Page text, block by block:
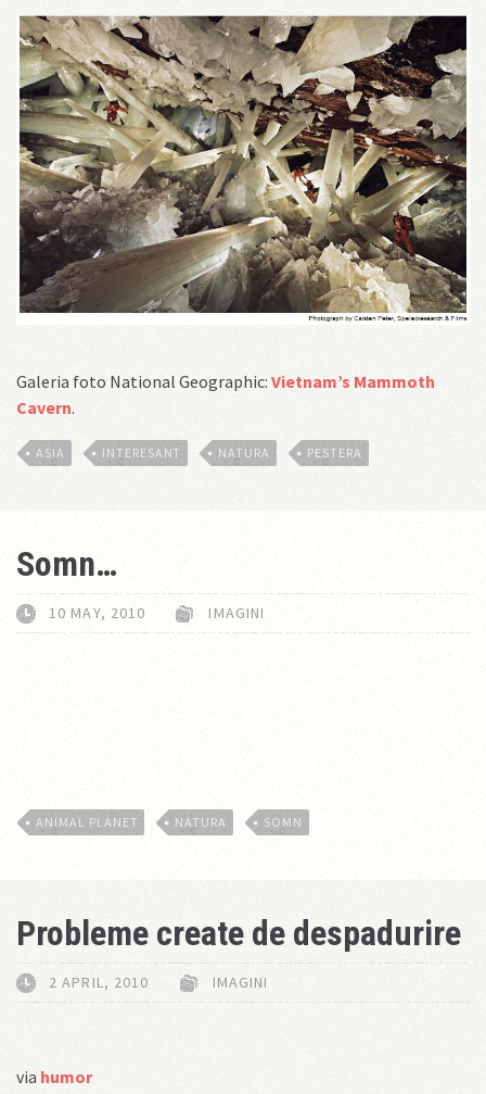
Galeria foto National Geographic: Vietnam’s Mammoth
Cavern.
ASIA INTERESANT NATURA PESTERA
Somn…
10 MAY, 2010 IMAGINI
ANIMAL PLANET NATURA SOMN
Probleme create de despadurire
2 APRIL, 2010 IMAGINI
via humor